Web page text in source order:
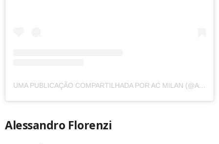
UMA PUBLICAÇÃO COMPARTILHADA POR AC MILAN (@ACMILAN)
Alessandro Florenzi